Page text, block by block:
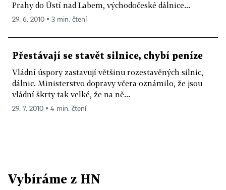
Prahy do Ústí nad Labem, východočeské dálnice...
29. 6. 2010 ▪ 3 min. čtení
Přestávají se stavět silnice, chybí peníze
Vládní úspory zastavují většinu rozestavěných silnic,
dálnic. Ministerstvo dopravy včera oznámilo, že jsou
vládní škrty tak velké, že na ně...
29. 7. 2010 ▪ 4 min. čtení
Vybíráme z HN